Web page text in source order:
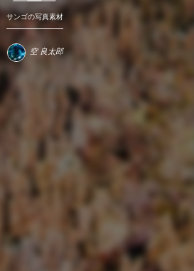
サンゴの写真素材
空 良太郎